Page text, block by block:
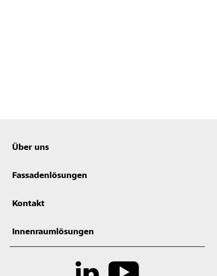
Über uns
Fassadenlösungen
Kontakt
Innenraumlösungen